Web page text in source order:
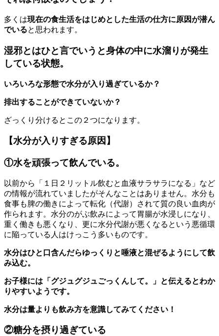
多くは現在の食生活をはじめとした生活の仕方に原因が潜ん
でいると思われます。
湿邪とはひと言でいうと身体の中に水溜りが発生
している状態。
いろいろな形態で水分が入り過ぎているか？
排出することができていないか？
ざっくり分けるとこの２つになります。
【水分が入りすぎる原因】
①水を頑張って飲んでいる。
以前から「１日２リットル飲むと血液サラサラになる」など
の情報が流れていましたがそんなことはありません。水分も
食事も脾の働きによって転化（代謝）されて質の良い血肉が
作られます。水分のがぶ飲みによって胃腸が水浸しになり、
重く働きも悪くなり、更に水分代謝が悪くなるという悪循環
に陥っている人はけっこう多いものです。
水分はひと口含んだらゆっくりと唾液と混ぜるようにして飲
み込む。
お子様には「グジュグジュごっくんして。」と伝えるとわか
りやすいようです。
水分は量よりも飲み方を意識してみてください！
②糖分を摂り過ぎている